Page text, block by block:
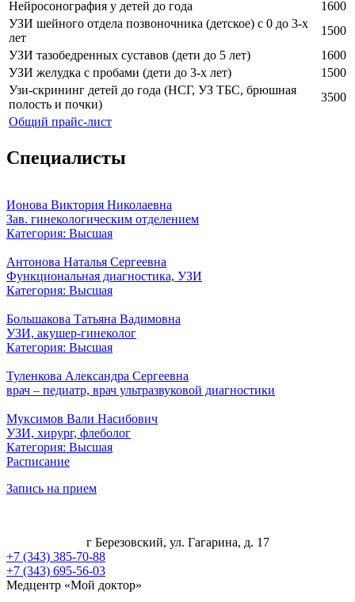
Нейросонография у детей до года
1600
УЗИ шейного отдела позвоночника (детское) с 0 до 3-х
лет
1500
УЗИ тазобедренных суставов (дети до 5 лет)
1600
УЗИ желудка с пробами (дети до 3-х лет)
1500
Узи-скрининг детей до года (НСГ, УЗ ТБС, брюшная
полость и почки)
3500
Общий прайс-лист
Специалисты
Ионова Виктория Николаевна
Зав. гинекологическим отделением
Категория: Высшая
Антонова Наталья Сергеевна
Функциональная диагностика, УЗИ
Категория: Высшая
Большакова Татьяна Вадимовна
УЗИ, акушер-гинеколог
Категория: Высшая
Туленкова Александра Сергеевна
врач – педиатр, врач ультразвуковой диагностики
Муксимов Вали Насибович
УЗИ, хирург, флеболог
Категория: Высшая
Расписание
Запись на прием
г Березовский, ул. Гагарина, д. 17
+7 (343) 385-70-88
+7 (343) 695-56-03
Медцентр «Мой доктор»